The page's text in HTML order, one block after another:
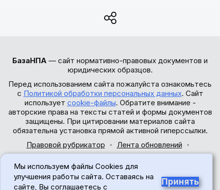
БазаНПА — сайт нормативно-правовых документов и
юридических образцов.
Перед использованием сайта пожалуйста ознакомьтесь
с Политикой обработки персональных данных. Сайт
использует cookie-файлы. Обратите внимание -
авторские права на тексты статей и формы документов
защищены. При цитировании материалов сайта
обязательна установка прямой активной гиперссылки.
Правовой рубрикатор
Лента обновлений
© 2017-2026
Мы используем файлы Cookies для
улучшения работы сайта. Оставаясь на
сайте, Вы соглашаетесь с
Принять